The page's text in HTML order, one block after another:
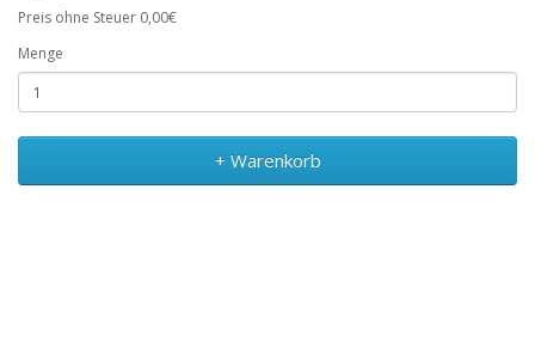
Preis ohne Steuer 0,00€
Menge
+ Warenkorb